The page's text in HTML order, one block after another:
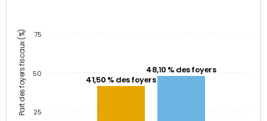
Part des foyers fiscaux (%) 41,50 % des foyers
48,10 % des foyers
25
50
75